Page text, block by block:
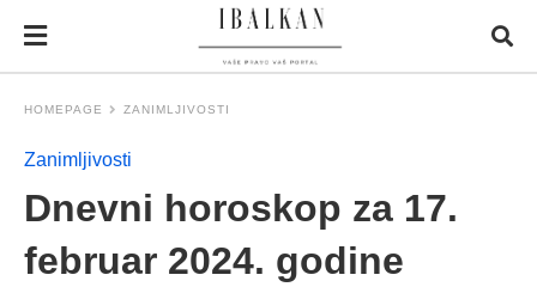
HOMEPAGE ZANIMLJIVOSTI
Zanimljivosti
Dnevni horoskop za 17.
februar 2024. godine